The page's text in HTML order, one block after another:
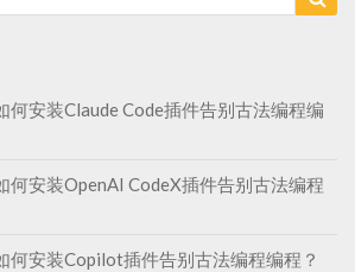
何安装Claude Code插件告别古法编程编
何安装OpenAI CodeX插件告别古法编程
何安装Copilot插件告别古法编程编程？